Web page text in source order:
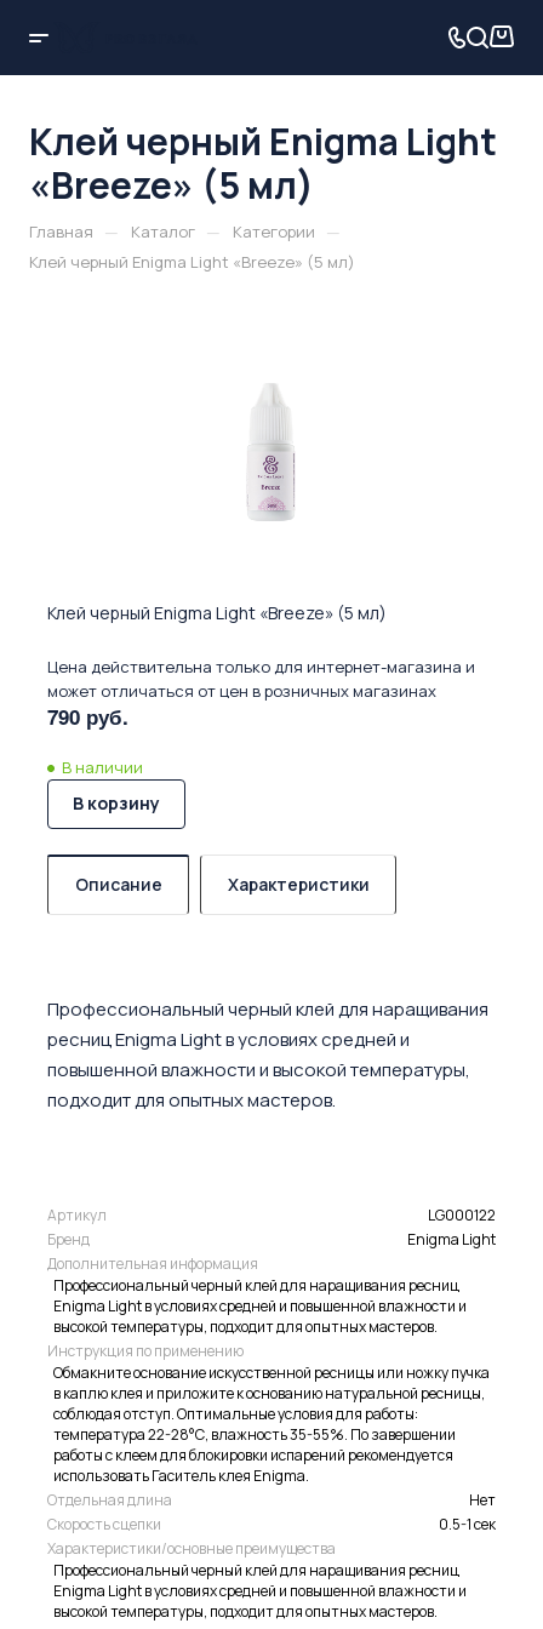
Клей черный Enigma Light
«Breeze» (5 мл)
Главная — Каталог — Категории —
Клей черный Enigma Light «Breeze» (5 мл)
Клей черный Enigma Light «Breeze» (5 мл)
Цена действительна только для интернет-магазина и
может отличаться от цен в розничных магазинах
790 руб.
В наличии
В корзину
Описание Характеристики
Профессиональный черный клей для наращивания
ресниц Enigma Light в условиях средней и
повышенной влажности и высокой температуры,
подходит для опытных мастеров.
Артикул
LG000122
Бренд
Enigma Light
Дополнительная информация
Профессиональный черный клей для наращивания ресниц
Enigma Light в условиях средней и повышенной влажности и
высокой температуры, подходит для опытных мастеров.
Инструкция по применению
Обмакните основание искусственной ресницы или ножку пучка
в каплю клея и приложите к основанию натуральной ресницы,
соблюдая отступ. Оптимальные условия для работы:
температура 22-28°С, влажность 35-55%. По завершении
работы с клеем для блокировки испарений рекомендуется
использовать Гаситель клея Enigma.
Отдельная длина
Нет
Скорость сцепки
0.5-1 сек
Характеристики/основные преимущества
Профессиональный черный клей для наращивания ресниц
Enigma Light в условиях средней и повышенной влажности и
высокой температуры, подходит для опытных мастеров.